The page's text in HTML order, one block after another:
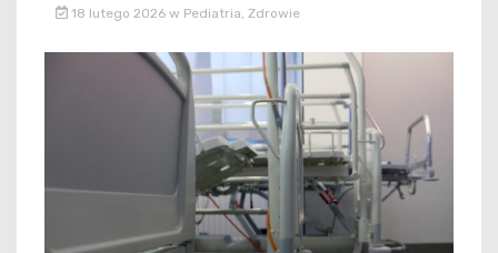
18 lutego 2026 w Pediatria Zdrowie